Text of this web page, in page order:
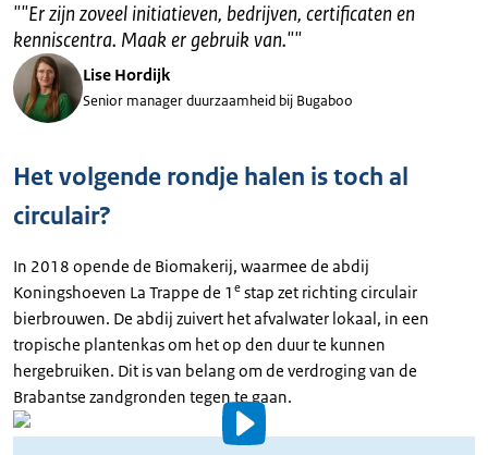
""Er zijn zoveel initiatieven, bedrijven, certificaten en
kenniscentra. Maak er gebruik van.""
Lise Hordijk
Senior manager duurzaamheid bij Bugaboo
Video
Het volgende rondje halen is toch al
circulair?
In 2018 opende de Biomakerij, waarmee de abdij
Koningshoeven La Trappe de 1 e stap zet richting circulair
bierbrouwen. De abdij zuivert het afvalwater lokaal, in een
tropische plantenkas om het op den duur te kunnen
hergebruiken. Dit is van belang om de verdroging van de
Brabantse zandgronden tegen te gaan.